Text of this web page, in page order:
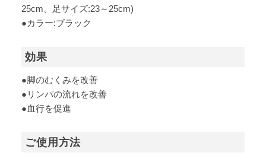
25cm、足サイズ:23～25cm)
●カラー:ブラック
効果
●脚のむくみを改善
●リンパの流れを改善
●血行を促進
ご使用方法